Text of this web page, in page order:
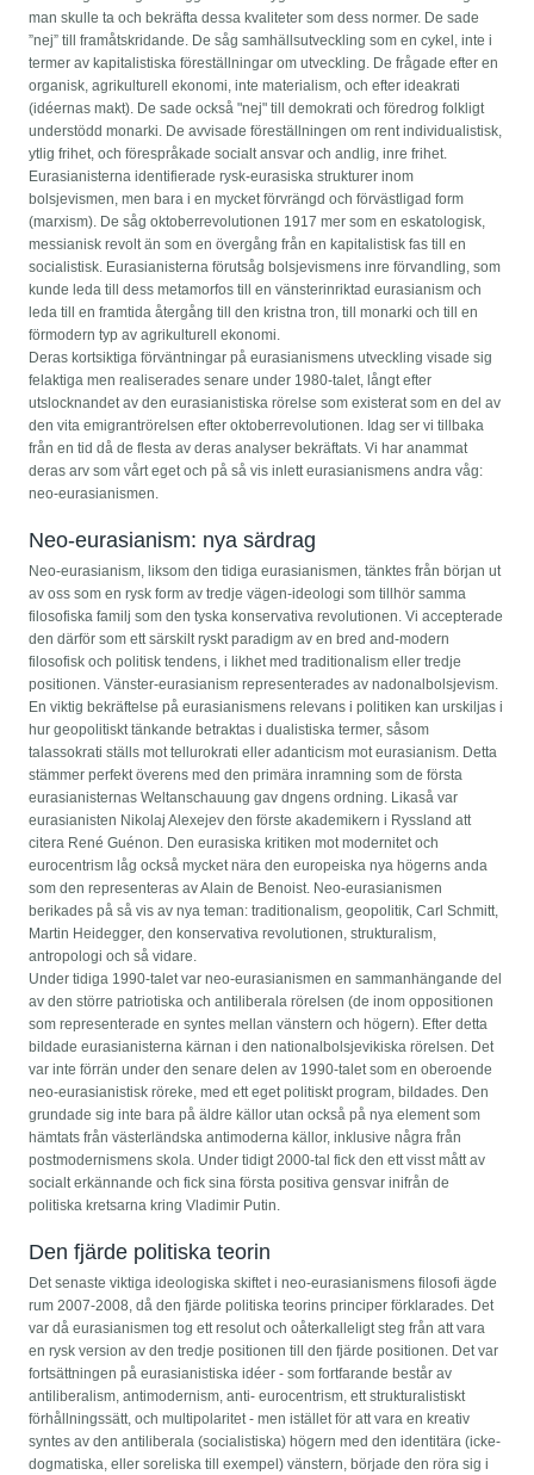
man skulle ta och bekräfta dessa kvaliteter som dess normer. De sade
”nej” till framåtskridande. De såg samhällsutveckling som en cykel, inte i
termer av kapitalistiska föreställningar om utveckling. De frågade efter en
organisk, agrikulturell ekonomi, inte materialism, och efter ideakrati
(idéernas makt). De sade också "nej" till demokrati och föredrog folkligt
understödd monarki. De avvisade föreställningen om rent individualistisk,
ytlig frihet, och förespråkade socialt ansvar och andlig, inre frihet.
Eurasianisterna identifierade rysk-eurasiska strukturer inom
bolsjevismen, men bara i en mycket förvrängd och förvästligad form
(marxism). De såg oktoberrevolutionen 1917 mer som en eskatologisk,
messianisk revolt än som en övergång från en kapitalistisk fas till en
socialistisk. Eurasianisterna förutsåg bolsjevismens inre förvandling, som
kunde leda till dess metamorfos till en vänsterinriktad eurasianism och
leda till en framtida återgång till den kristna tron, till monarki och till en
förmodern typ av agrikulturell ekonomi.
Deras kortsiktiga förväntningar på eurasianismens utveckling visade sig
felaktiga men realiserades senare under 1980-talet, långt efter
utslocknandet av den eurasianistiska rörelse som existerat som en del av
den vita emigrantrörelsen efter oktoberrevolutionen. Idag ser vi tillbaka
från en tid då de flesta av deras analyser bekräftats. Vi har anammat
deras arv som vårt eget och på så vis inlett eurasianismens andra våg:
neo-eurasianismen.
Neo-eurasianism: nya särdrag
Neo-eurasianism, liksom den tidiga eurasianismen, tänktes från början ut
av oss som en rysk form av tredje vägen-ideologi som tillhör samma
filosofiska familj som den tyska konservativa revolutionen. Vi accepterade
den därför som ett särskilt ryskt paradigm av en bred and-modern
filosofisk och politisk tendens, i likhet med traditionalism eller tredje
positionen. Vänster-eurasianism representerades av nadonalbolsjevism.
En viktig bekräftelse på eurasianismens relevans i politiken kan urskiljas i
hur geopolitiskt tänkande betraktas i dualistiska termer, såsom
talassokrati ställs mot tellurokrati eller adanticism mot eurasianism. Detta
stämmer perfekt överens med den primära inramning som de första
eurasianisternas Weltanschauung gav dngens ordning. Likaså var
eurasianisten Nikolaj Alexejev den förste akademikern i Ryssland att
citera René Guénon. Den eurasiska kritiken mot modernitet och
eurocentrism låg också mycket nära den europeiska nya högerns anda
som den representeras av Alain de Benoist. Neo-eurasianismen
berikades på så vis av nya teman: traditionalism, geopolitik, Carl Schmitt,
Martin Heidegger, den konservativa revolutionen, strukturalism,
antropologi och så vidare.
Under tidiga 1990-talet var neo-eurasianismen en sammanhängande del
av den större patriotiska och antiliberala rörelsen (de inom oppositionen
som representerade en syntes mellan vänstern och högern). Efter detta
bildade eurasianisterna kärnan i den nationalbolsjevikiska rörelsen. Det
var inte förrän under den senare delen av 1990-talet som en oberoende
neo-eurasianistisk röreke, med ett eget politiskt program, bildades. Den
grundade sig inte bara på äldre källor utan också på nya element som
hämtats från västerländska antimoderna källor, inklusive några från
postmodernismens skola. Under tidigt 2000-tal fick den ett visst mått av
socialt erkännande och fick sina första positiva gensvar inifrån de
politiska kretsarna kring Vladimir Putin.
Den fjärde politiska teorin
Det senaste viktiga ideologiska skiftet i neo-eurasianismens filosofi ägde
rum 2007-2008, då den fjärde politiska teorins principer förklarades. Det
var då eurasianismen tog ett resolut och oåterkalleligt steg från att vara
en rysk version av den tredje positionen till den fjärde positionen. Det var
fortsättningen på eurasianistiska idéer - som fortfarande består av
antiliberalism, antimodernism, anti- eurocentrism, ett strukturalistiskt
förhållningssätt, och multipolaritet - men istället för att vara en kreativ
syntes av den antiliberala (socialistiska) högern med den identitära (icke-
dogmatiska, eller soreliska till exempel) vänstern, började den röra sig i